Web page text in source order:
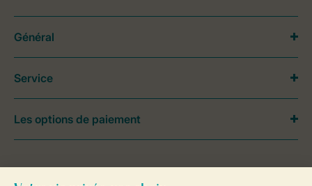
Général
Service
Les options de paiement